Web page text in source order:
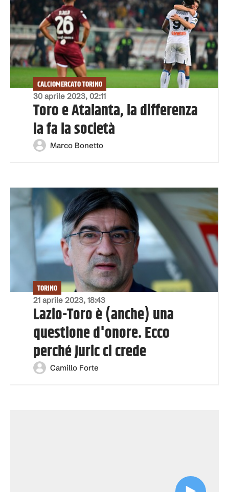
30 aprile 2023, 02:11
CALCIOMERCATO TORINO
Toro e Atalanta, la differenza
la fa la società
Marco Bonetto
21 aprile 2023, 18:43
TORINO
Lazio-Toro è (anche) una
questione d'onore. Ecco
perché Juric ci crede
Camillo Forte